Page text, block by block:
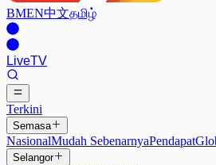
BMEN中文தமிழ்
LiveTV
Terkini
Semasa
NasionalMudah SebenarnyaPendapat
Selangor